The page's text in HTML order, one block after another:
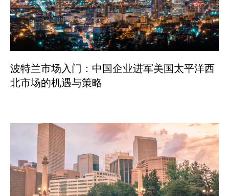
波特兰市场入门：中国企业进军美国太平洋西
北市场的机遇与策略